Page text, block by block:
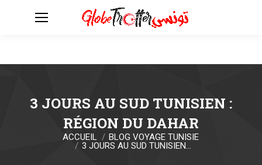
3 JOURS AU SUD TUNISIEN :
RÉGION DU DAHAR
Vous êtes ici :ACCUEIL
BLOG VOYAGE TUNISIE
3 JOURS AU SUD TUNISIEN…